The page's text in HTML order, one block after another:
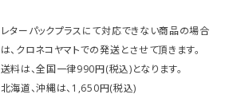
レターパックプラスにて対応できない商品の場合
は、クロネコヤマトでの発送とさせて頂きます。
送料は、全国一律990円(税込)となります。
北海道、沖縄は、1,650円(税込)